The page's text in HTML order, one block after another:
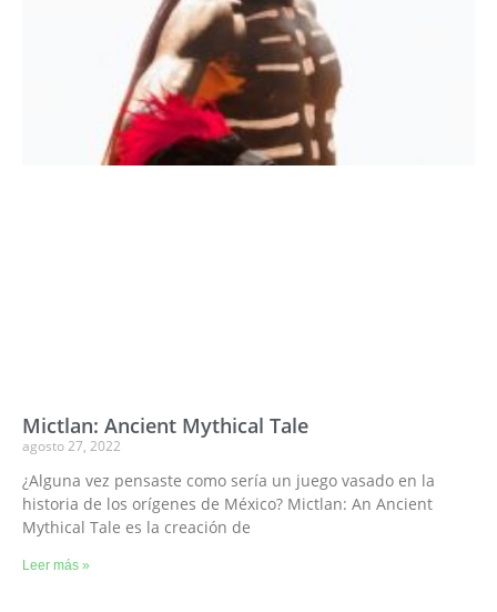
Mictlan: Ancient Mythical Tale
agosto 27, 2022
¿Alguna vez pensaste como sería un juego vasado en la
historia de los orígenes de México? Mictlan: An Ancient
Mythical Tale es la creación de
Leer más »